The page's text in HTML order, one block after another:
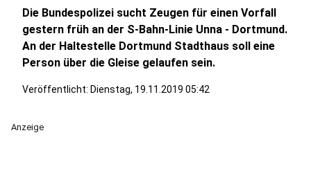
Die Bundespolizei sucht Zeugen für einen Vorfall
gestern früh an der S-Bahn-Linie Unna - Dortmund.
An der Haltestelle Dortmund Stadthaus soll eine
Person über die Gleise gelaufen sein.
Veröffentlicht: Dienstag, 19.11.2019 05:42
Anzeige